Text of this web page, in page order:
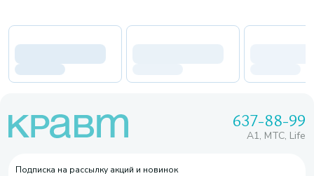
637-88-99
A1, МТС, Life
Подписка на рассылку акций и новинок